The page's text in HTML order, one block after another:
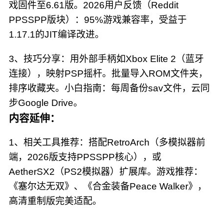
戏固件至6.61版。2026用户反馈（Reddit
PPSSPP版块）：95%游戏兼容率，受益于
1.17.1的JIT编译改进。
3、技巧分享：用外部手柄如Xbox Elite 2（蓝牙
连接），映射PSP摇杆。批量导入ROM文件夹，
排序收藏夹。小白指南：每周备份sav文件，云同
步Google Drive。
内容延伸：
1、相关工具推荐：搭配RetroArch（多模拟器前
端，2026版支持PPSSPP核心），或
AetherSX2（PS2模拟器）扩展库。游戏推荐：
《塞尔达无双》、《合金装备Peace Walker》，
高清重制版完美适配。